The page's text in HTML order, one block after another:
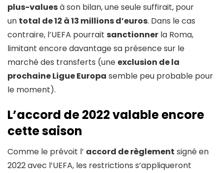
plus-values​​à son bilan, une seule suffirait, pour
un total de 12 à 13 millions d’euros. Dans le cas
contraire, l’UEFA pourrait sanctionner la Roma,
limitant encore davantage sa présence sur le
marché des transferts (une exclusion de la
prochaine Ligue Europa semble peu probable pour
le moment).
L’accord de 2022 valable encore
cette saison
Comme le prévoit l’ accord de règlement signé en
2022 avec l’UEFA, les restrictions s’appliqueront